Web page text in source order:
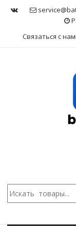
Связаться с